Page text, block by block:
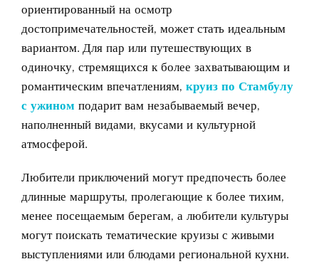
ориентированный на осмотр
достопримечательностей, может стать идеальным
вариантом. Для пар или путешествующих в
одиночку, стремящихся к более захватывающим и
романтическим впечатлениям, круиз по Стамбулу
с ужином подарит вам незабываемый вечер,
наполненный видами, вкусами и культурной
атмосферой.
Любители приключений могут предпочесть более
длинные маршруты, пролегающие к более тихим,
менее посещаемым берегам, а любители культуры
могут поискать тематические круизы с живыми
выступлениями или блюдами региональной кухни.